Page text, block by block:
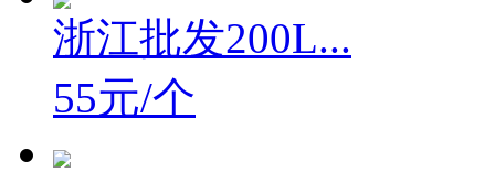
浙江批发200L...
55元/个